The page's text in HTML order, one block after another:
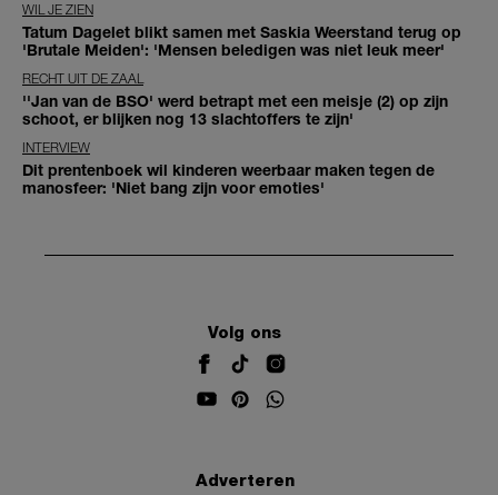
WIL JE ZIEN
Tatum Dagelet blikt samen met Saskia Weerstand terug op
'Brutale Meiden': 'Mensen beledigen was niet leuk meer'
RECHT UIT DE ZAAL
''Jan van de BSO' werd betrapt met een meisje (2) op zijn
schoot, er blijken nog 13 slachtoffers te zijn'
INTERVIEW
Dit prentenboek wil kinderen weerbaar maken tegen de
manosfeer: 'Niet bang zijn voor emoties'
Volg ons
Adverteren